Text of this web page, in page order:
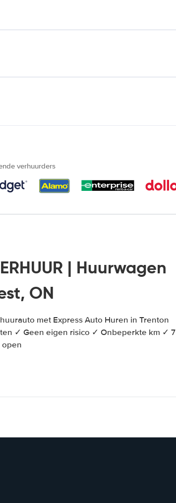
verhuurders
| Huurwagen
ON
met Express Auto Huren in Trenton
✓ Geen eigen risico ✓ Onbeperkte km ✓ 7